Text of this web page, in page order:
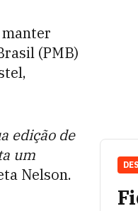
(PMB)
edição de
um
Nelson.